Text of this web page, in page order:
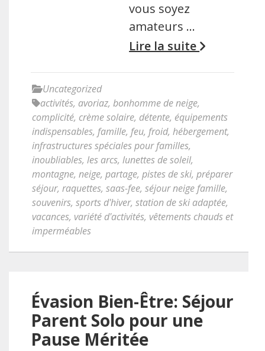
vous soyez
amateurs …
Lire la suite
Uncategorized
activités, avoriaz, bonhomme de neige,
complicité, crème solaire, détente, équipements
indispensables, famille, feu, froid, hébergement,
infrastructures spéciales pour familles,
inoubliables, les arcs, lunettes de soleil,
montagne, neige, partage, pistes de ski, préparer
séjour, raquettes, saas-fee, séjour neige famille,
souvenirs, sports d'hiver, station de ski adaptée,
vacances, variété d'activités, vêtements chauds et
imperméables
Évasion Bien-Être: Séjour
Parent Solo pour une
Pause Méritée